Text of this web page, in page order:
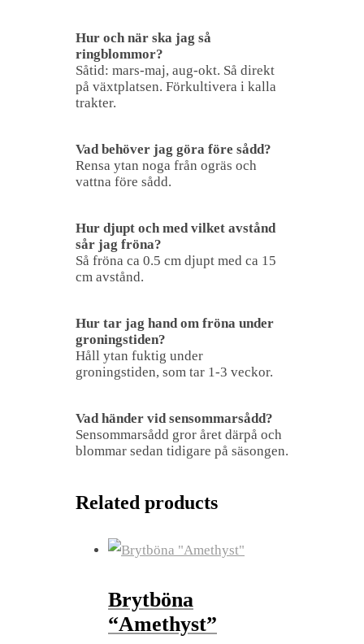
Hur och när ska jag så
ringblommor?
Såtid: mars-maj, aug-okt. Så direkt
på växtplatsen. Förkultivera i kalla
trakter.
Vad behöver jag göra före sådd?
Rensa ytan noga från ogräs och
vattna före sådd.
Hur djupt och med vilket avstånd
sår jag fröna?
Så fröna ca 0.5 cm djupt med ca 15
cm avstånd.
Hur tar jag hand om fröna under
groningstiden?
Håll ytan fuktig under
groningstiden, som tar 1-3 veckor.
Vad händer vid sensommarsådd?
Sensommarsådd gror året därpå och
blommar sedan tidigare på säsongen.
Related products
Brytböna
“Amethyst”